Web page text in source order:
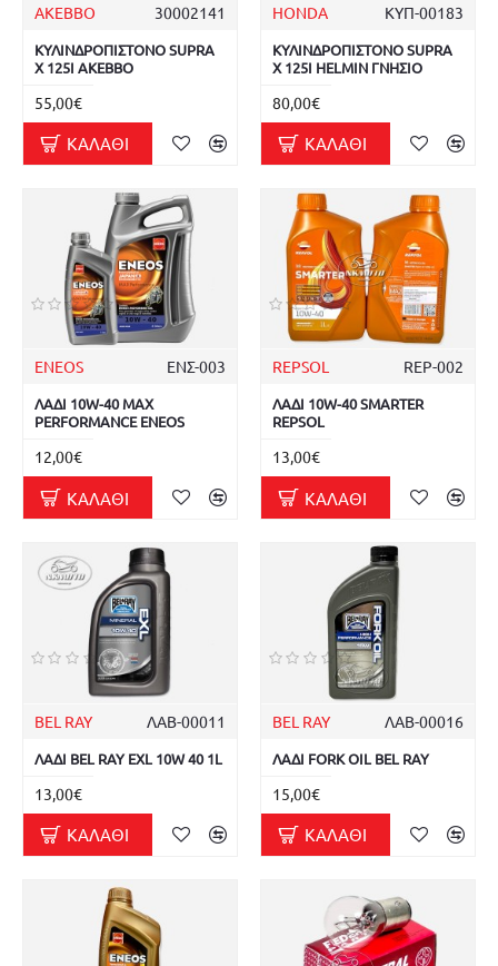
AKEBBO 30002141
ΚΥΛΙΝΔΡΟΠΙΣΤΟΝΟ SUPRA
X 125I AKEBBO
55,00€
ΚΑΛΆΘΙ
HONDA ΚΥΠ-00183
ΚΥΛΙΝΔΡΟΠΙΣΤΟΝΟ SUPRA
X 125I HELMIN ΓΝΗΣΙΟ
80,00€
ΚΑΛΆΘΙ
ENEOS ΕΝΣ-003
ΛΑΔΙ 10W-40 MAX
PERFORMANCE ENEOS
12,00€
ΚΑΛΆΘΙ
REPSOL REP-002
ΛΑΔΙ 10W-40 SMARTER
REPSOL
13,00€
ΚΑΛΆΘΙ
BEL RAY ΛΑΒ-00011
ΛΑΔΙ BEL RAY EXL 10W 40 1L
13,00€
ΚΑΛΆΘΙ
BEL RAY ΛΑΒ-00016
ΛΑΔΙ FORK OIL BEL RAY
15,00€
ΚΑΛΆΘΙ